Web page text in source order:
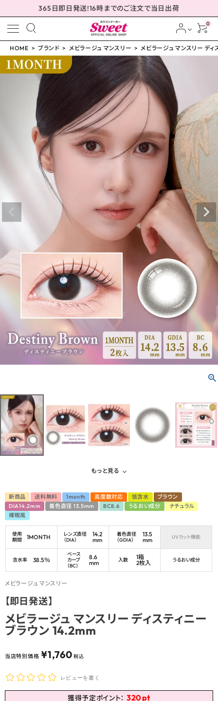
365日即日発送!16時までのご注文で当日出荷
0
meeting_room ログイン person 会員登録
メビラージュ マンスリー
ディスティニーブラウン 1
配送方法について
お支払い方法について
お買い物ガイド
お問い合わせ
HOME ブランド メビラージュ マンスリー メビラージュ マンスリー デ
もっと見る
新商品 送料無料 1month 高度数対応 低含水
ブラウン
DIA14.2mm
着色直径 13.5mm BC8.6 うるおい成分
ナチュラル
裸眼風
使用
期間
1MONTH
レンズ直径
（DIA）
14.2
mm
着色直径
（GDIA）
13.5
mm
UVカット機能
含水率 38.5％
ベース
カーブ
（BC）
8.6
mm
入数
1箱
2枚入
うるおい成分
メビラージュ マンスリー
【即日発送】
メビラージュ マンスリー ディスティニー
ブラウン 14.2mm
当店特別価格 ¥1,760 税込
レビューを書く
獲得予定ポイント： 320pt